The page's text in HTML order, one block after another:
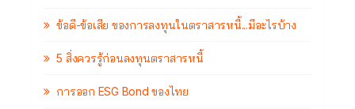
ข้อดี-ข้อเสีย ของการลงทุนในตราสารหนี้...มีอะไรบ้าง
5 สิ่งควรรู้ก่อนลงทุนตราสารหนี้
การออก ESG Bond ของไทย